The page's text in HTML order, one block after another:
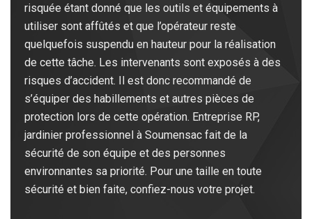
risquée étant donné que les outils et équipements à
utiliser sont affûtés et que l’opérateur reste
quelquefois suspendu en hauteur pour la réalisation
de cette tâche. Les intervenants sont exposés à des
risques d’accident. Il est donc recommandé de
s’équiper des habillements et autres pièces de
protection lors de cette opération. Entreprise RP,
jardinier professionnel à Soumensac fait de la
sécurité de son équipe et des personnes
environnantes sa priorité. Pour une taille en toute
sécurité et bien faite, confiez-nous votre projet.